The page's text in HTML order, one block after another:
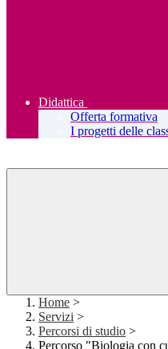
Didattica
Offerta formativa
I progetti delle
Home >
Servizi >
Percorsi di studio >
Percorso "Biologia con